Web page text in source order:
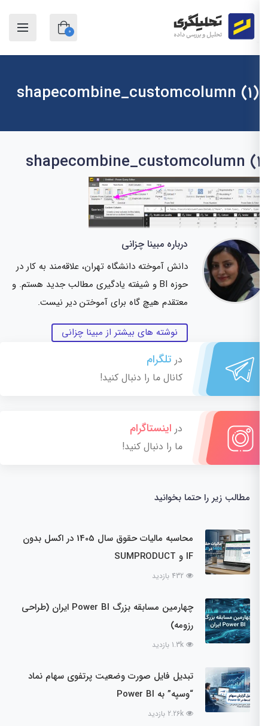
shapecombine_customcolumn (1)
shapecombine_customcolumn
درباره مبینا چزانی
دانش آموخته دانشگاه تهران، علاقه‌مند به کار در
حوزه BI و شیفته یادگیری مطالب جدید هستم. و
معتقدم هیچ گاه برای آموختن دیر نیست.
نوشته های بیشتر از مبینا چزانی
درتلگرام
کانال ما را دنبال کنید!
دراینستاگرام
ما را دنبال کنید!
مطالب زیر را حتما بخوانید
محاسبه مالیات حقوق سال 1405 در اکسل بدون
432 بازدید
چهارمین مسابقه بزرگ Power BI ایران (طراحی
رزومه)
1.3k بازدید
تبدیل فایل صورت وضعیت پرتفوی سهام نماد
“وسپه” به Power BI
2.26k بازدید